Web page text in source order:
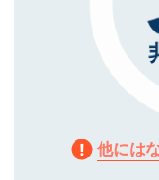
他には